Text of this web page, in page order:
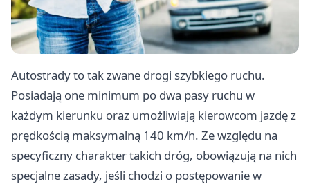
Autostrady to tak zwane drogi szybkiego ruchu.
Posiadają one minimum po dwa pasy ruchu w
każdym kierunku oraz umożliwiają kierowcom jazdę z
prędkością maksymalną 140 km/h. Ze względu na
specyficzny charakter takich dróg, obowiązują na nich
specjalne zasady, jeśli chodzi o postępowanie w